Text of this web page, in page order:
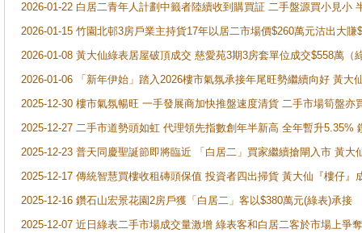
2026-01-22 白居二青年人計劃中籤者陸續收到購買証 二手盤源買小見小
2026-01-15 竹園北邨3房戶業主持貨17年以居二市場價$260萬元沽出大賺
2026-01-08 黃大仙綠表居屋破頂成交 慈愛苑3期3房套單位成交$558萬（
2026-01-06 「新年伊始」踏入2026樓市氣氛承接年尾旺勢繼續向好 黃
2025-12-30 樓市氣氛暢旺 一手發展商加快推盤速度清貨 二手市場筍盤
2025-12-27 二手市道勢頭如虹 代理領先指數創年半新高 全年暫升5.35%
2025-12-23 普天同慶聖誕節即將臨近 「白居二」買家繼續搶閘入市 黃
2025-12-17 傳統智慧買樓收租磚頭保值 投資者四出掃貨 黃大仙『樓仔
2025-12-16 鑽石山宏景花園2房戶獲「白居二」客以$380萬元(綠表)承接
2025-12-07 近日綠表二手市場成交量激增 綠表客和白居二客於市場上